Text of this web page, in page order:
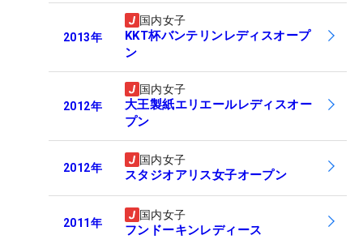
2013年
国内女子
KKT杯バンテリンレディスオープ
ン
2012年
国内女子
大王製紙エリエールレディスオー
プン
2012年
国内女子
スタジオアリス女子オープン
2011年
国内女子
フンドーキンレディース